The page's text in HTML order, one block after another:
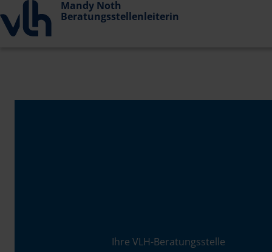
Mandy Noth
Beratungsstellenleiterin
Ihre VLH-Beratungsstelle